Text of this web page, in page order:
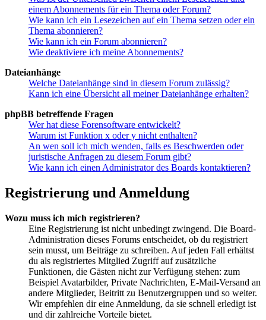
einem Abonnements für ein Thema oder Forum?
Wie kann ich ein Lesezeichen auf ein Thema setzen oder ein
Thema abonnieren?
Wie kann ich ein Forum abonnieren?
Wie deaktiviere ich meine Abonnements?
Dateianhänge
Welche Dateianhänge sind in diesem Forum zulässig?
Kann ich eine Übersicht all meiner Dateianhänge erhalten?
phpBB betreffende Fragen
Wer hat diese Forensoftware entwickelt?
Warum ist Funktion x oder y nicht enthalten?
An wen soll ich mich wenden, falls es Beschwerden oder
juristische Anfragen zu diesem Forum gibt?
Wie kann ich einen Administrator des Boards kontaktieren?
Registrierung und Anmeldung
Wozu muss ich mich registrieren?
Eine Registrierung ist nicht unbedingt zwingend. Die Board-
Administration dieses Forums entscheidet, ob du registriert
sein musst, um Beiträge zu schreiben. Auf jeden Fall erhältst
du als registriertes Mitglied Zugriff auf zusätzliche
Funktionen, die Gästen nicht zur Verfügung stehen: zum
Beispiel Avatarbilder, Private Nachrichten, E-Mail-Versand an
andere Mitglieder, Beitritt zu Benutzergruppen und so weiter.
Wir empfehlen dir eine Anmeldung, da sie schnell erledigt ist
und dir zahlreiche Vorteile bietet.